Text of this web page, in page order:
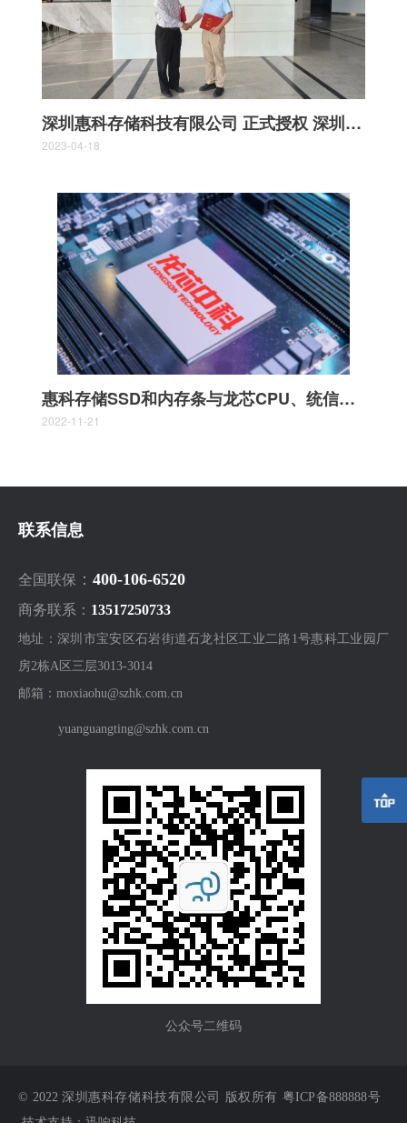
深圳惠科存储科技有限公司 正式授权 深圳孚瑞电子有限公司 为中国区代理商
2023-04-18
惠科存储SSD和内存条与龙芯CPU、统信软件完成互认证
2022-11-21
联系信息
全国联保 ： 400-106-6520
商务联系： 13517250733
地址：深圳市宝安区石岩街道石龙社区工业二路1号惠科工业园厂
房2栋A区三层3013-3014
邮箱：moxiaohu@szhk.com.cn
yuanguangting@szhk.com.cn
公众号二维码
© 2022 深圳惠科存储科技有限公司 版权所有 粤ICP备888888号